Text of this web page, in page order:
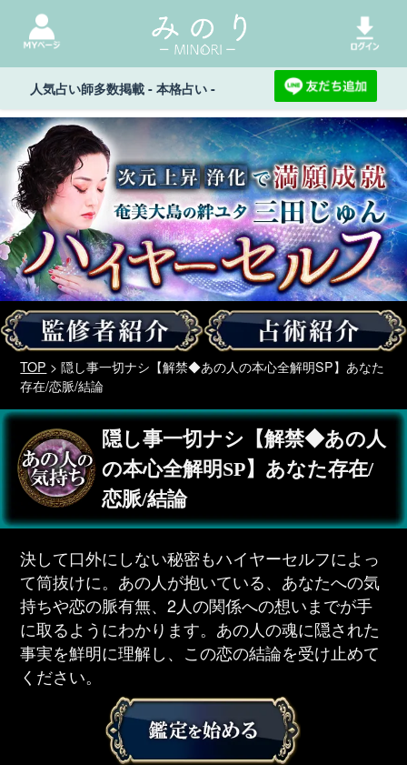
人気占い師多数掲載 - 本格占い -
TOP > 隠し事一切ナシ【解禁◆あの人の本心全解明SP】あなた
存在/恋脈/結論
隠し事一切ナシ【解禁◆あの人
の本心全解明SP】あなた存在/
恋脈/結論
決して口外にしない秘密もハイヤーセルフによっ
て筒抜けに。あの人が抱いている、あなたへの気
持ちや恋の脈有無、2人の関係への想いまでが手
に取るようにわかります。あの人の魂に隠された
事実を鮮明に理解し、この恋の結論を受け止めて
ください。